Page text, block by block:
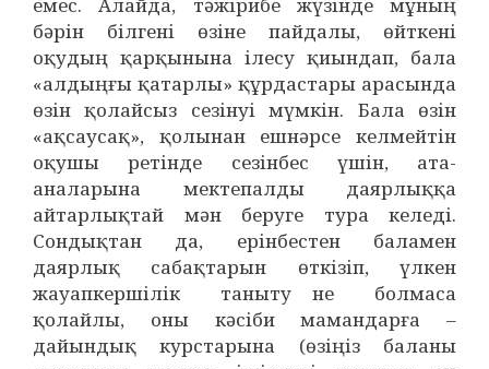
бәрін білгені өзіне пайдалы, өйткені
оқудың қарқынына ілесу қиындап, бала
«алдыңғы қатарлы» құрдастары арасында
өзін қолайсыз сезінуі мүмкін. Бала өзін
«ақсаусақ», қолынан ешнәрсе келмейтін
оқушы ретінде сезінбес үшін, ата-
аналарына мектепалды даярлыққа
айтарлықтай мән беруге тура келеді.
Сондықтан да, ерінбестен баламен
даярлық сабақтарын өткізіп, үлкен
жауапкершілік таныту не болмаса
қолайлы, оны кәсіби мамандарға –
дайындық курстарына (өзіңіз баланы